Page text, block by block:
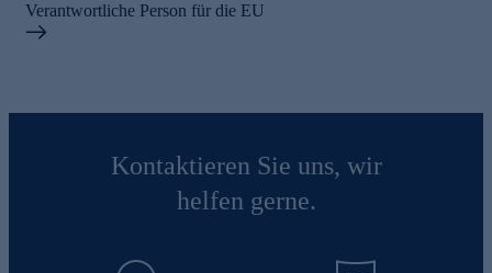
Verantwortliche Person für die EU
Kontaktieren Sie uns, wir
helfen gerne.